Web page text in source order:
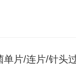
片/连片/针头